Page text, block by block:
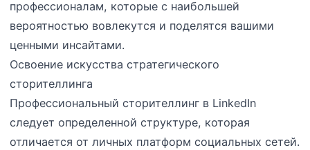
профессионалам, которые с наибольшей
вероятностью вовлекутся и поделятся вашими
ценными инсайтами.
Освоение искусства стратегического
сторителлинга
Профессиональный сторителлинг в LinkedIn
следует определенной структуре, которая
отличается от личных платформ социальных сетей.